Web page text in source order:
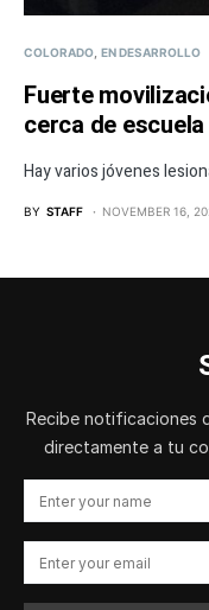
COLORADO EN DESARROLLO
Fuerte
cerca de
Hay varios jóvenes
BY STAFF NOVEMBER 16,
Recibe notificaciones
directamente a tu